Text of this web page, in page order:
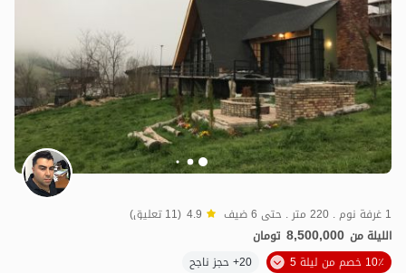
1 غرفة نوم . 220 متر . حتى 6 ضيف 4.9 (11 تعليق)
الليلة من 8,500,000 تومان
10٪ خصم من ليلة 5
20+ حجز ناجح